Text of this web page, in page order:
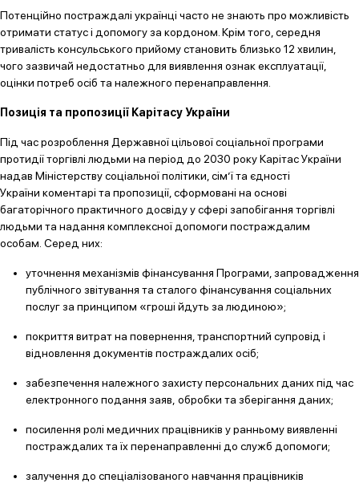
Потенційно постраждалі українці часто не знають про можливість
отримати статус і допомогу за кордоном. Крім того, середня
тривалість консульського прийому становить близько 12 хвилин,
чого зазвичай недостатньо для виявлення ознак експлуатації,
оцінки потреб осіб та належного перенаправлення.
Позиція та пропозиції Карітасу України
Під час розроблення Державної цільової соціальної програми
протидії торгівлі людьми на період до 2030 року Карітас України
надав Міністерству соціальної політики, сім’ї та єдності
України коментарі та пропозиції, сформовані на основі
багаторічного практичного досвіду у сфері запобігання торгівлі
людьми та надання комплексної допомоги постраждалим
особам. Серед них:
уточнення механізмів фінансування Програми, запровадження
публічного звітування та сталого фінансування соціальних
послуг за принципом «гроші йдуть за людиною»;
покриття витрат на повернення, транспортний супровід і
відновлення документів постраждалих осіб;
забезпечення належного захисту персональних даних під час
електронного подання заяв, обробки та зберігання даних;
посилення ролі медичних працівників у ранньому виявленні
постраждалих та їх перенаправленні до служб допомоги;
залучення до спеціалізованого навчання працівників